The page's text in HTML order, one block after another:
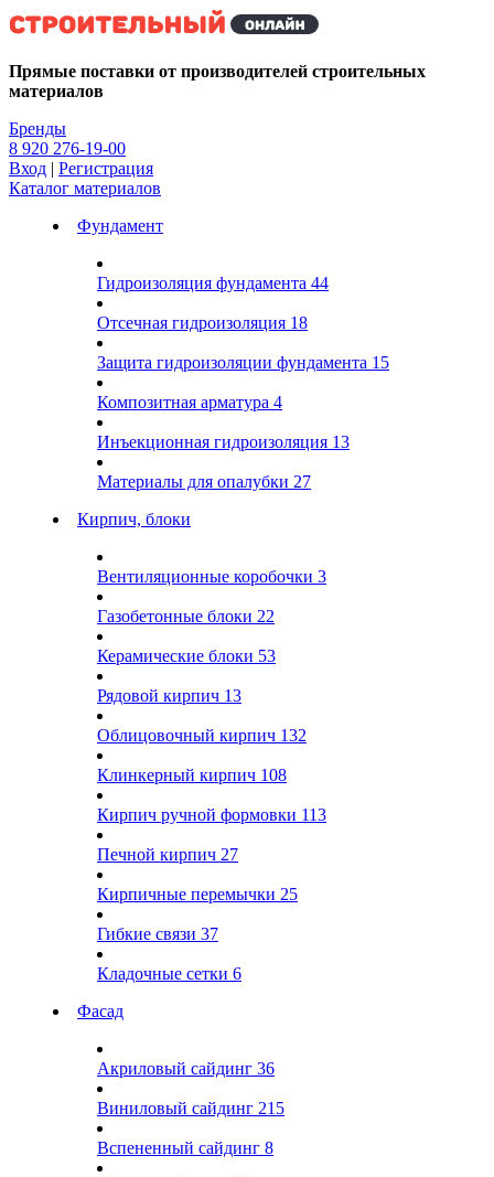
Kg
Прямые поставки от производителей строительных
материалов
Бренды
8 920 276-19-00
Вход | Регистрация
Каталог материалов
Фундамент
Гидроизоляция фундамента 44
Отсечная гидроизоляция 18
Защита гидроизоляции фундамента 15
Композитная арматура 4
Инъекционная гидроизоляция 13
Материалы для опалубки 27
Кирпич, блоки
Вентиляционные коробочки 3
Газобетонные блоки 22
Керамические блоки 53
Рядовой кирпич 13
Облицовочный кирпич 132
Клинкерный кирпич 108
Кирпич ручной формовки 113
Печной кирпич 27
Кирпичные перемычки 25
Гибкие связи 37
Кладочные сетки 6
Фасад
Акриловый сайдинг 36
Виниловый сайдинг 215
Вспененный сайдинг 8